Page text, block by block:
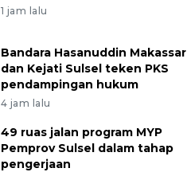
1 jam lalu
Bandara Hasanuddin Makassar
dan Kejati Sulsel teken PKS
pendampingan hukum
4 jam lalu
49 ruas jalan program MYP
Pemprov Sulsel dalam tahap
pengerjaan